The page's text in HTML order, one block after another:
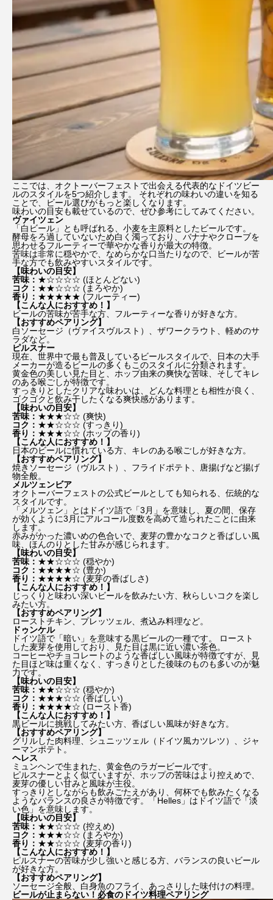
ここでは、オクトーバーフェストで出会える代表的なドイツビー
ルのスタイルを5つ紹介します。 それぞれの味わいの違いを知る
ことで、ビール選びがもっと楽しくなります。
味わいの目安も載せているので、ぜひ参考にしてみてください。
ヴァイツェン
「白ビール」とも呼ばれる、小麦を主原料としたビールです。
酵母をろ過していないため白く濁っており、バナナやクローブを
思わせるフルーティーで華やかな香りが最大の特徴。
苦味は非常に穏やかで、なめらかな口当たりなので、ビールが苦
手な方でも飲みやすいスタイルです。
【味わいの目安】
苦味： ★☆☆☆☆ (ほとんどない)
コク： ★★☆☆☆ (まろやか)
香り： ★★★★★ (フルーティー)
【こんな人におすすめ！】
ビールの苦味が苦手な方、フルーティーな香りが好きな方。
【おすすめペアリング】
白ソーセージ（ヴァイスヴルスト）、ザワークラウト、軽めのサ
ラダなど。
ピルスナー
現在、世界中で最も普及しているビールスタイルで、日本の大手
メーカーが造るビールの多くもこのスタイルに分類されます。
黄金色の美しい見た目と、ホップ由来の爽快な苦味、そしてキレ
のある喉ごしが特徴です。
すっきりとしたクリアな味わいは、どんな料理とも相性が良く、
ゴクゴクと飲み干したくなる爽快感があります。
【味わいの目安】
苦味： ★★★☆☆ (爽快)
コク： ★★☆☆☆ (すっきり)
香り： ★★★☆☆ (ホップの香り)
【こんな人におすすめ！】
日本のビールに慣れている方、キレのある喉ごしが好きな方。
【おすすめペアリング】
焼きソーセージ（ヴルスト）、フライドポテト、唐揚げなど揚げ
物全般。
メルツェンビア
オクトーバーフェストの公式ビールとしても知られる、伝統的な
スタイルです。
「メルツェン」とはドイツ語で「3月」を意味し、夏の間、保存
が効くように3月にアルコール度数を高めて造られたことに由来
します。
赤みがかった濃いめの色合いで、麦芽の豊かなコクと香ばしい風
味、ほんのりとした甘みが感じられます。
【味わいの目安】
苦味： ★★☆☆☆ (穏やか)
コク： ★★★★☆ (豊か)
香り： ★★★★☆ (麦芽の香ばしさ)
【こんな人におすすめ！】
じっくりと味わい深いビールを飲みたい方、秋らしいコクを楽し
みたい方。
【おすすめペアリング】
ローストチキン、プレッツェル、煮込み料理など。
ドゥンケル
ドイツ語で「暗い」を意味する黒ビールの一種です。 ロースト
した麦芽を使用しており、見た目は黒に近い濃い茶色。
コーヒーやチョコレートのような香ばしい風味が特徴ですが、見
た目ほど味は重くなく、すっきりとした後味のものも多いのが魅
力です。
【味わいの目安】
苦味： ★★☆☆☆ (穏やか)
コク： ★★★☆☆ (香ばしい)
香り： ★★★★☆ (ロースト香)
【こんな人におすすめ！】
黒ビールに挑戦してみたい方、香ばしい風味が好きな方。
【おすすめペアリング】
グリルした肉料理、シュニッツェル（ドイツ風カツレツ）、ジャ
ーマンポテト。
ヘレス
ミュンヘンで生まれた、黄金色のラガービールです。
ピルスナーとよく似ていますが、ホップの苦味はより控えめで、
麦芽の優しい甘みと風味が主役。
すっきりとしながらも飲みごたえがあり、何杯でも飲みたくなる
ようなバランスの良さが特徴です。「Helles」はドイツ語で「淡
い色」を意味します。
【味わいの目安】
苦味： ★★☆☆☆ (控えめ)
コク： ★★★☆☆ (まろやか)
香り： ★★☆☆☆ (麦芽の香り)
【こんな人におすすめ！】
ピルスナーの苦味が少し強いと感じる方、バランスの良いビール
が好きな方。
【おすすめペアリング】
ソーセージ全般、白身魚のフライ、あっさりした味付けの料理。
ビールが止まらない！必食のドイツ料理ペアリング